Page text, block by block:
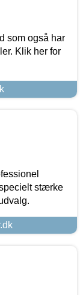
som også har
Klik her for
stærke